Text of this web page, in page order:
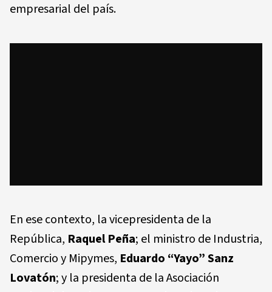
empresarial del país.
En ese contexto, la vicepresidenta de la
República, Raquel Peña; el ministro de Industria,
Comercio y Mipymes, Eduardo “Yayo” Sanz
Lovatón; y la presidenta de la Asociación